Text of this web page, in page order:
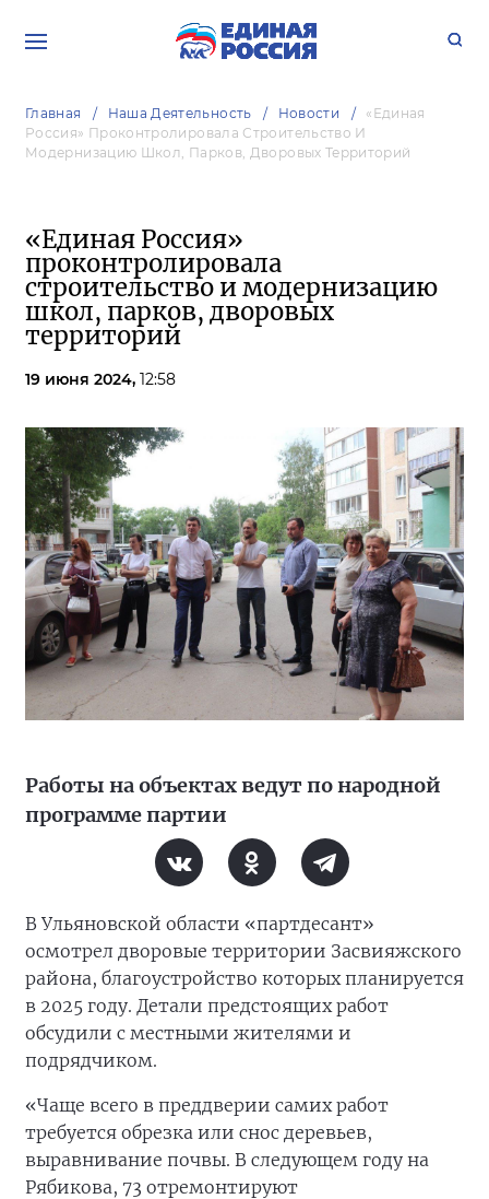
Главная Наша Деятельность Новости
«Единая
Россия» Проконтролировала Строительство И
Модернизацию Школ, Парков, Дворовых Территорий
«Единая Россия»
проконтролировала
строительство и модернизацию
школ, парков, дворовых
территорий
19 июня 2024, 12:58
Работы на объектах ведут по народной
программе партии
В Ульяновской области «партдесант»
осмотрел дворовые территории Засвияжского
района, благоустройство которых планируется
в 2025 году. Детали предстоящих работ
обсудили с местными жителями и
подрядчиком.
«Чаще всего в преддверии самих работ
требуется обрезка или снос деревьев,
выравнивание почвы. В следующем году на
Рябикова, 73 отремонтируют